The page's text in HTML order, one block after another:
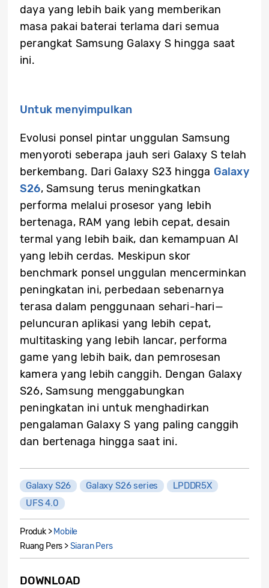
daya yang lebih baik yang memberikan
masa pakai baterai terlama dari semua
perangkat Samsung Galaxy S hingga saat
ini.
Untuk menyimpulkan
Evolusi ponsel pintar unggulan Samsung
menyoroti seberapa jauh seri Galaxy S telah
berkembang. Dari Galaxy S23 hingga Galaxy
S26, Samsung terus meningkatkan
performa melalui prosesor yang lebih
bertenaga, RAM yang lebih cepat, desain
termal yang lebih baik, dan kemampuan AI
yang lebih cerdas. Meskipun skor
benchmark ponsel unggulan mencerminkan
peningkatan ini, perbedaan sebenarnya
terasa dalam penggunaan sehari-hari—
peluncuran aplikasi yang lebih cepat,
multitasking yang lebih lancar, performa
game yang lebih baik, dan pemrosesan
kamera yang lebih canggih. Dengan Galaxy
S26, Samsung menggabungkan
peningkatan ini untuk menghadirkan
pengalaman Galaxy S yang paling canggih
dan bertenaga hingga saat ini.
Galaxy S26 Galaxy S26 series
LPDDR5X
UFS 4.0
Produk > Mobile
Ruang Pers >Siaran Pers
DOWNLOAD